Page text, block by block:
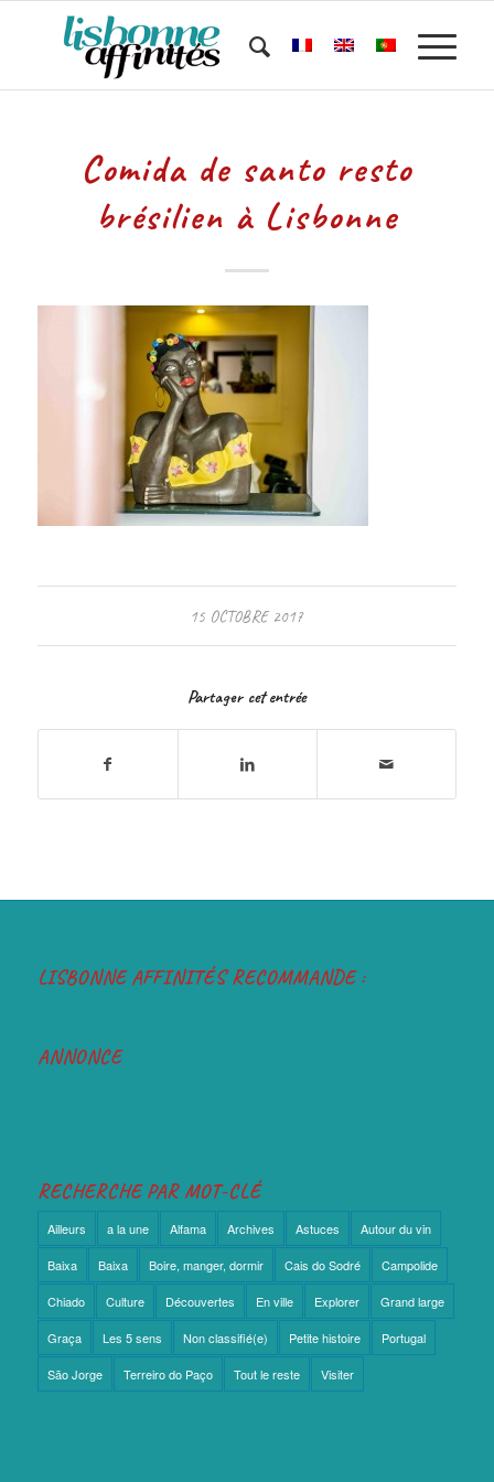
Comida de santo resto
brésilien à Lisbonne
15 OCTOBRE 2017
Partager cet entrée
LISBONNE AFFINITÉS RECOMMANDE :
ANNONCE
RECHERCHE PAR MOT-CLÉ
Ailleurs a la une Alfama Archives Astuces Autour du vin
Baixa Baixa Boire, manger, dormir Cais do Sodré Campolide
Chiado Culture Découvertes En ville Explorer Grand large
Graça Les 5 sens Non classifié(e) Petite histoire Portugal
São Jorge Terreiro do Paço Tout le reste Visiter